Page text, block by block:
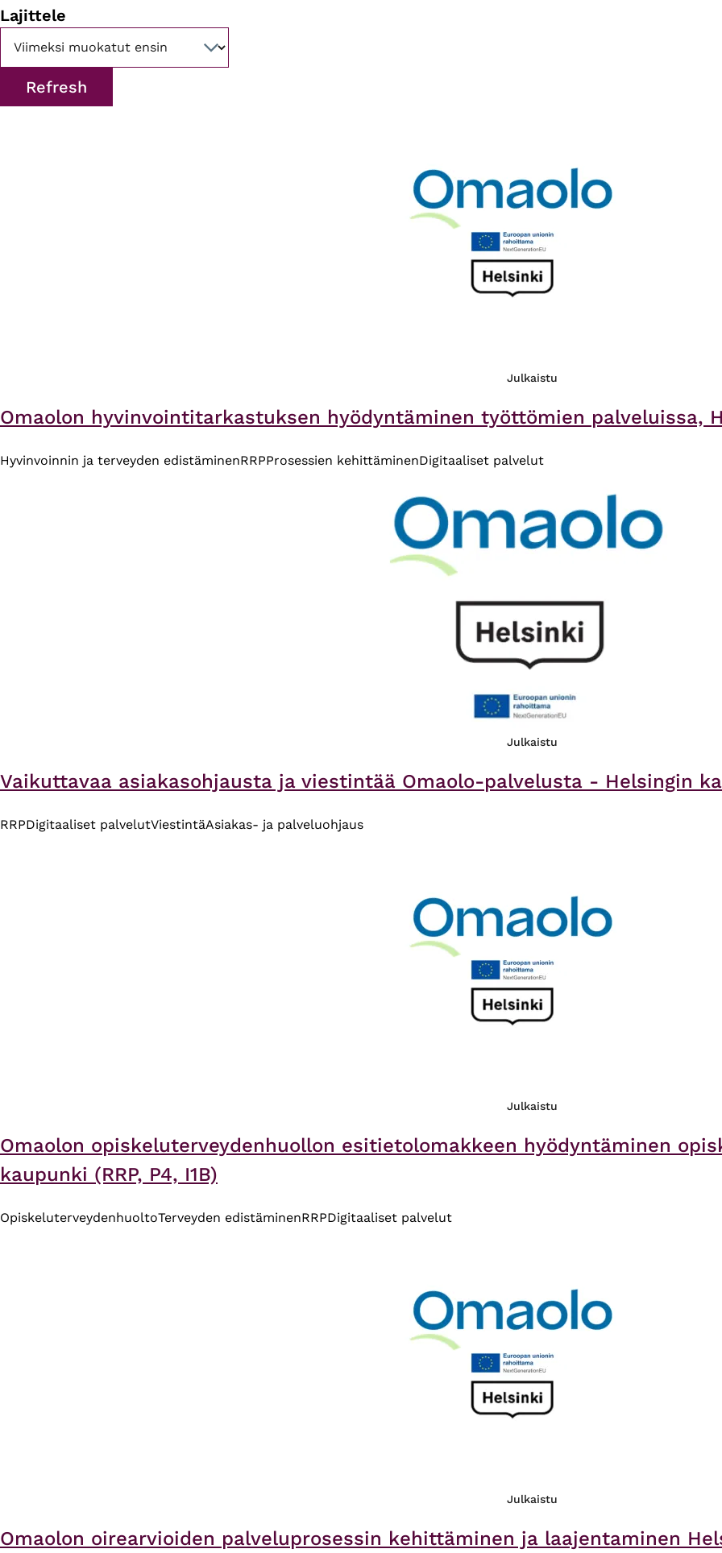
Lajittele
Julkaistu
Omaolon hyvinvointitarkastuksen hyödyntäminen työttömien palveluissa,
Hyvinvoinnin ja terveyden edistäminenRRPProsessien kehittäminenDigitaaliset palvelut
Julkaistu
Vaikuttavaa asiakasohjausta ja viestintää Omaolo-palvelusta - Helsingin
RRPDigitaaliset palvelutViestintäAsiakas- ja palveluohjaus
Julkaistu
Omaolon opiskeluterveydenhuollon esitietolomakkeen hyödyntäminen
kaupunki (RRP, P4, I1B)
OpiskeluterveydenhuoltoTerveyden edistäminenRRPDigitaaliset palvelut
Julkaistu
Omaolon oirearvioiden palveluprosessin kehittäminen ja laajentaminen